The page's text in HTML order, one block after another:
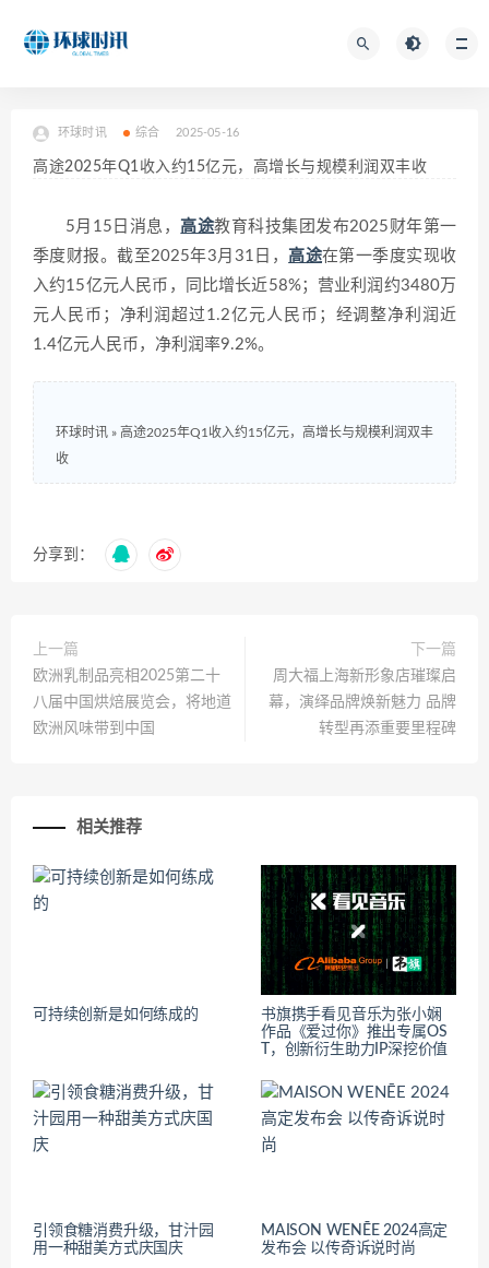
环球时讯 综合 2025-05-16
高途2025年Q1收入约15亿元，高增长与规模利润双丰收
5月15日消息， 高途教育科技集团发布2025财年第一
季度财报。截至2025年3月31日， 高途在第一季度实现收
入约15亿元人民币，同比增长近58%；营业利润约3480万
元人民币；净利润超过1.2亿元人民币；经调整净利润近
1.4亿元人民币，净利润率9.2%。
环球时讯 » 高途2025年Q1收入约15亿元，高增长与规模利润双丰
收
分享到：
上一篇
欧洲乳制品亮相2025第二十
八届中国烘焙展览会，将地道
欧洲风味带到中国
下一篇
周大福上海新形象店璀璨启
幕，演绎品牌焕新魅力 品牌
转型再添重要里程碑
相关推荐
可持续创新是如何练成的
书旗携手看见音乐为张小娴
作品《爱过你》推出专属OS
T，创新衍生助力IP深挖价值
引领食糖消费升级，甘汁园
用一种甜美方式庆国庆
MAISON WENĒE 2024高定
发布会 以传奇诉说时尚